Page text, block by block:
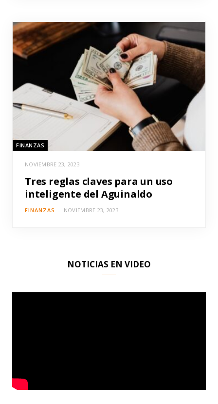
FINANZAS
NOVIEMBRE 23, 2023
Tres reglas claves para un uso
inteligente del Aguinaldo
FINANZAS NOVIEMBRE 23, 2023
NOTICIAS EN VIDEO